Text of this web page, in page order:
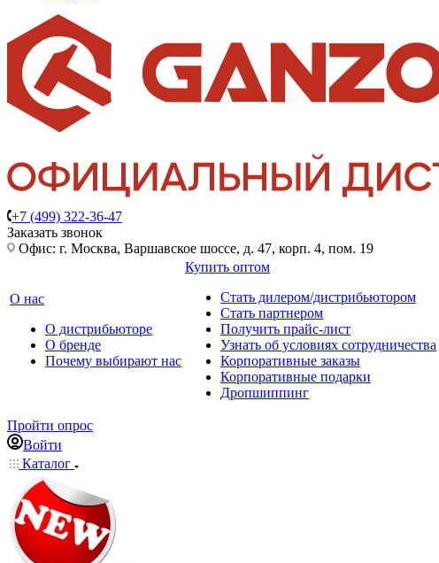
+7 (499) 322-36-47
Заказать звонок
Офис: г. Москва, Варшавское шоссе, д. 47, корп. 4, пом. 19
О нас
О дистрибьюторе
О бренде
Почему выбирают нас
Купить оптом
Стать дилером/дистрибьютором
Стать партнером
Получить прайс-лист
Узнать об условиях сотрудничества
Корпоративные заказы
Корпоративные подарки
Дропшиппинг
Пройти опрос
Войти
Каталог